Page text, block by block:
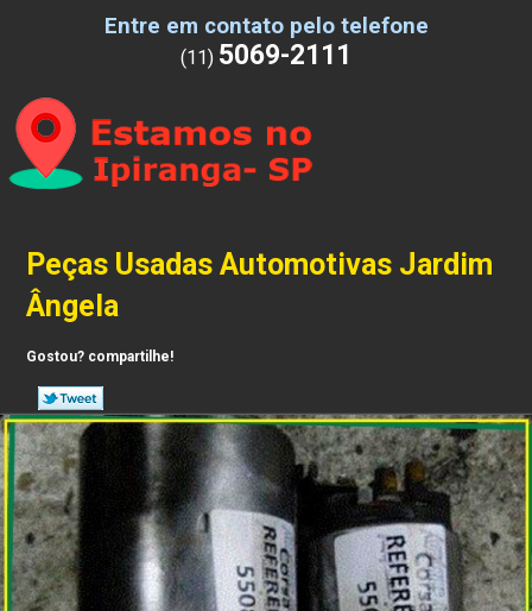
Entre em contato pelo telefone
(11) 5069-2111
Peças Usadas Automotivas Jardim
Ângela
Gostou? compartilhe!